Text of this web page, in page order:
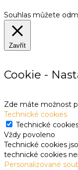
Souhlas můžete
Zavřít
Cookie -
Zde máte možnost
Technické cookies
Technické
Vždy povoleno
Technické cookies
technické cookies
Personalizované